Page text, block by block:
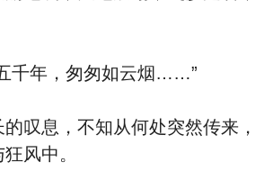
年，匆匆如云烟……”
息，不知从何处突然传来，
风中。